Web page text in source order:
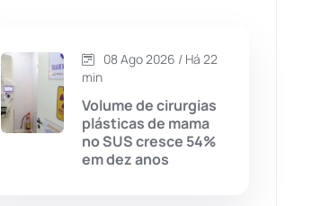
Caetité (1504)
Candiba (157)
Cândido Sales (121)
08 Ago 2026 / Há 22
min
Volume de cirurgias
plásticas de mama
no SUS cresce 54%
em dez anos